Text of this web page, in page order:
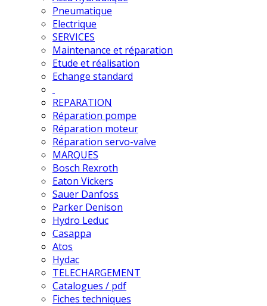
Pneumatique
Electrique
SERVICES
Maintenance et réparation
Etude et réalisation
Echange standard
REPARATION
Réparation pompe
Réparation moteur
Réparation servo-valve
MARQUES
Bosch Rexroth
Eaton Vickers
Sauer Danfoss
Parker Denison
Hydro Leduc
Casappa
Atos
Hydac
TELECHARGEMENT
Catalogues / pdf
Fiches techniques